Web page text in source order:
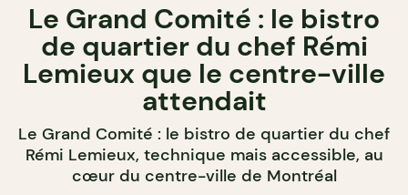
Le Grand Comité : le bistro
de quartier du chef Rémi
Lemieux que le centre-ville
attendait
Le Grand Comité : le bistro de quartier du chef
Rémi Lemieux, technique mais accessible, au
cœur du centre-ville de Montréal